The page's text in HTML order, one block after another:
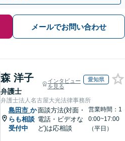
メールでお問い合わせ
森 洋子
弁護士
インタビュー
を見る
愛知県
弁護士法人名古屋大光法律事務所
島田市 か
らも相談
受付中
面談方法(対面・
電話・ビデオな
ど)は応相談
営業時間：1
0:00~17:00
（平日）